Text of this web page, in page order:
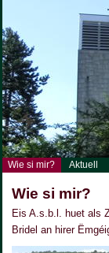
Wie si mir? Aktuell
Wie si mir?
Eis A.s.b.l. huet als
Bridel an hirer